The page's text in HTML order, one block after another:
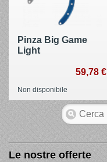
Pinza Big Game
Light
59,78 €
Non disponibile
Le nostre offerte